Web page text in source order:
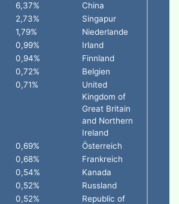
6,37%
China
2,73%
Singapur
1,79%
Niederlande
0,99%
Irland
0,94%
Finnland
0,72%
Belgien
0,71%
United
Kingdom of
Great Britain
and Northern
Ireland
0,69%
Österreich
0,68%
Frankreich
0,54%
Kanada
0,52%
Russland
0,52%
Republic of